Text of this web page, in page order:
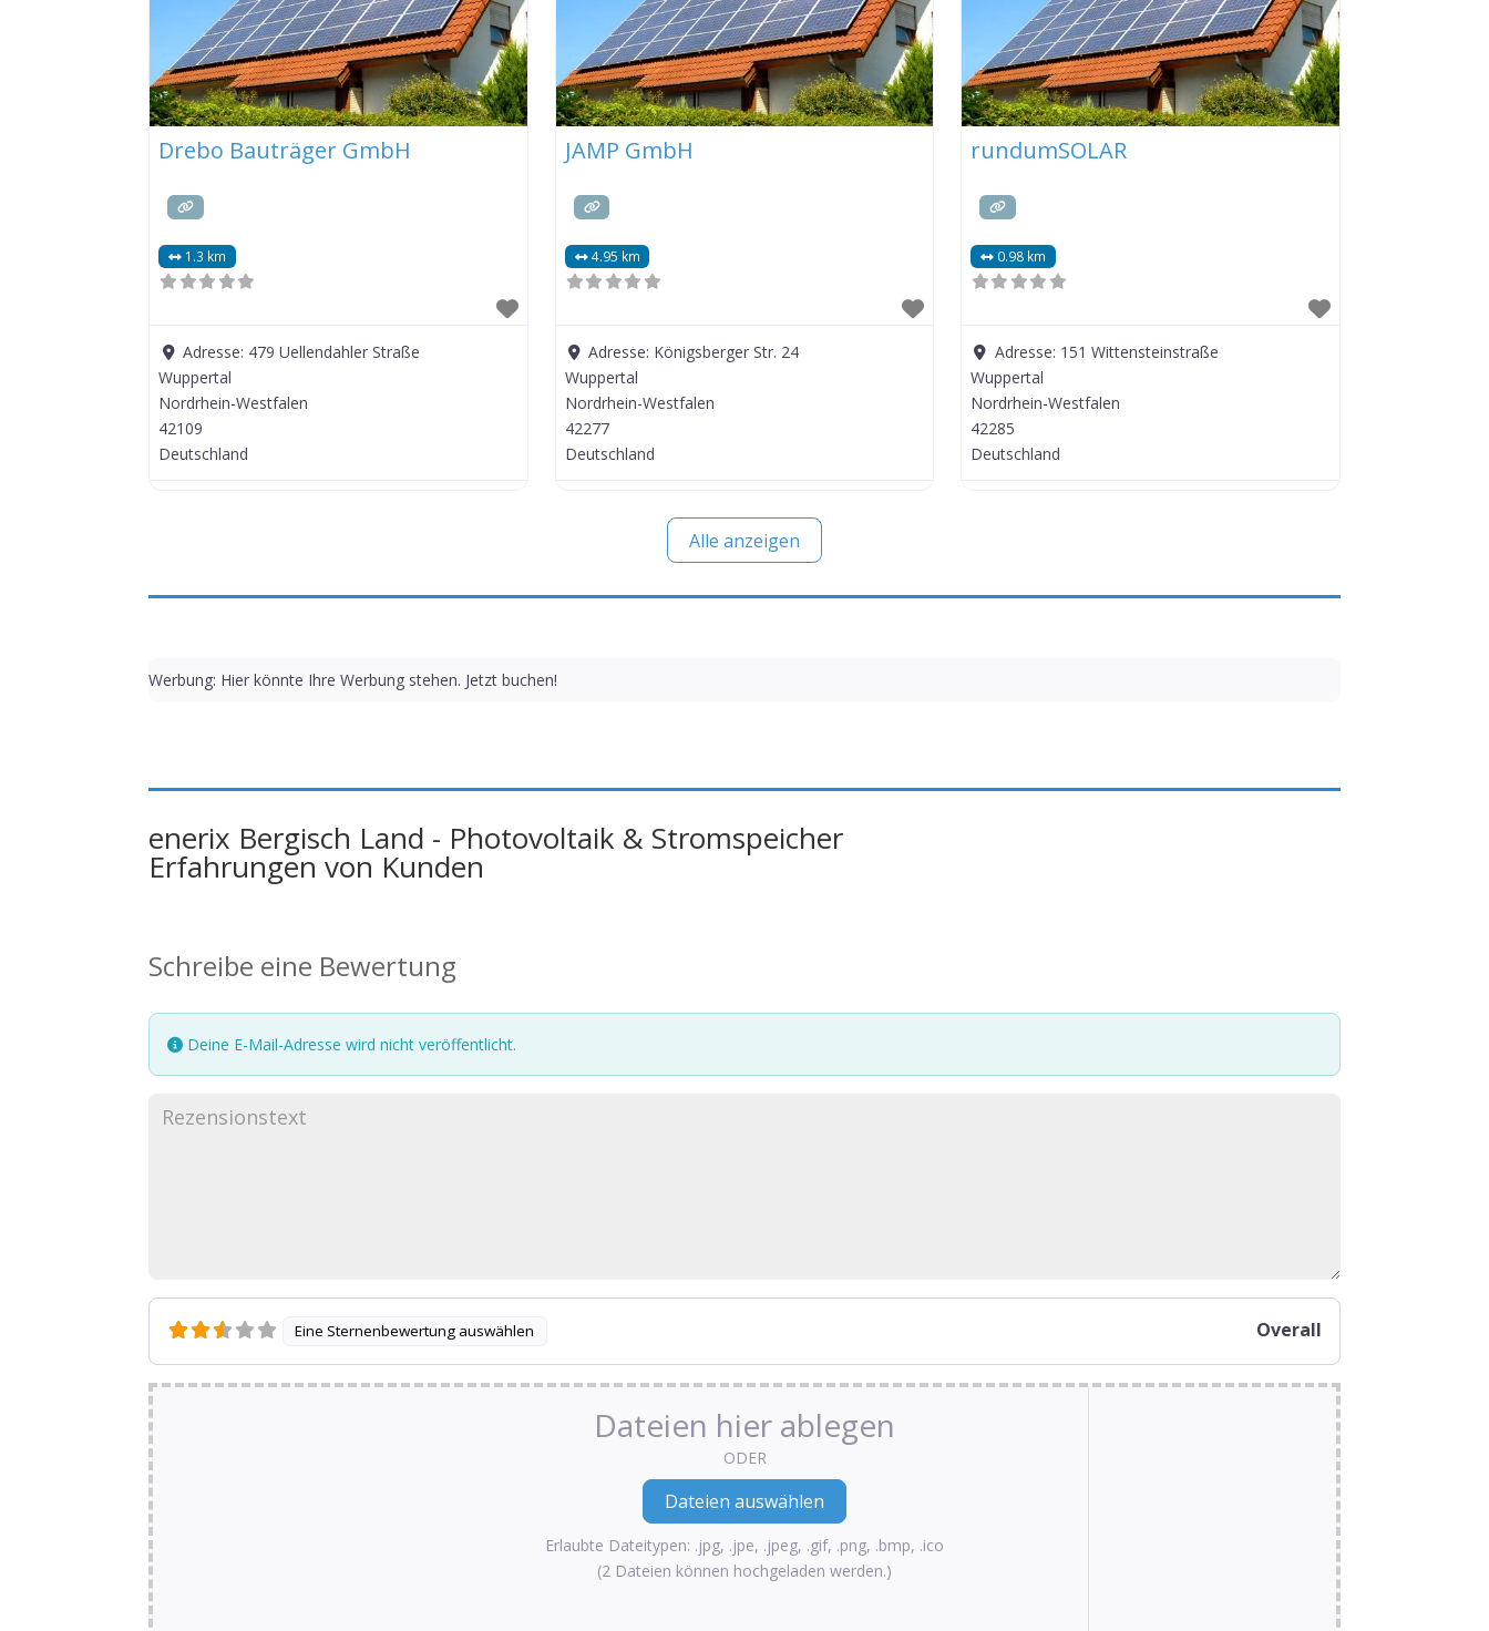
Drebo Bauträger GmbH
1.3 km
Adresse: 479 Uellendahler Straße
Wuppertal
Nordrhein-Westfalen
42109
Deutschland
JAMP GmbH
4.95 km
Adresse: Königsberger Str. 24
Wuppertal
Nordrhein-Westfalen
42277
Deutschland
rundumSOLAR
0.98 km
Adresse: 151 Wittensteinstraße
Wuppertal
Nordrhein-Westfalen
42285
Deutschland
Alle anzeigen
Werbung: Hier könnte Ihre Werbung stehen. Jetzt buchen!
enerix Bergisch Land - Photovoltaik & Stromspeicher
Erfahrungen von Kunden
Schreibe eine Bewertung
Deine E-Mail-Adresse wird nicht veröffentlicht.
Eine Sternenbewertung auswählen Overall
Dateien hier ablegen
ODER
Erlaubte Dateitypen: .jpg, .jpe, .jpeg, .gif, .png, .bmp, .ico
(2 Dateien können hochgeladen werden.)